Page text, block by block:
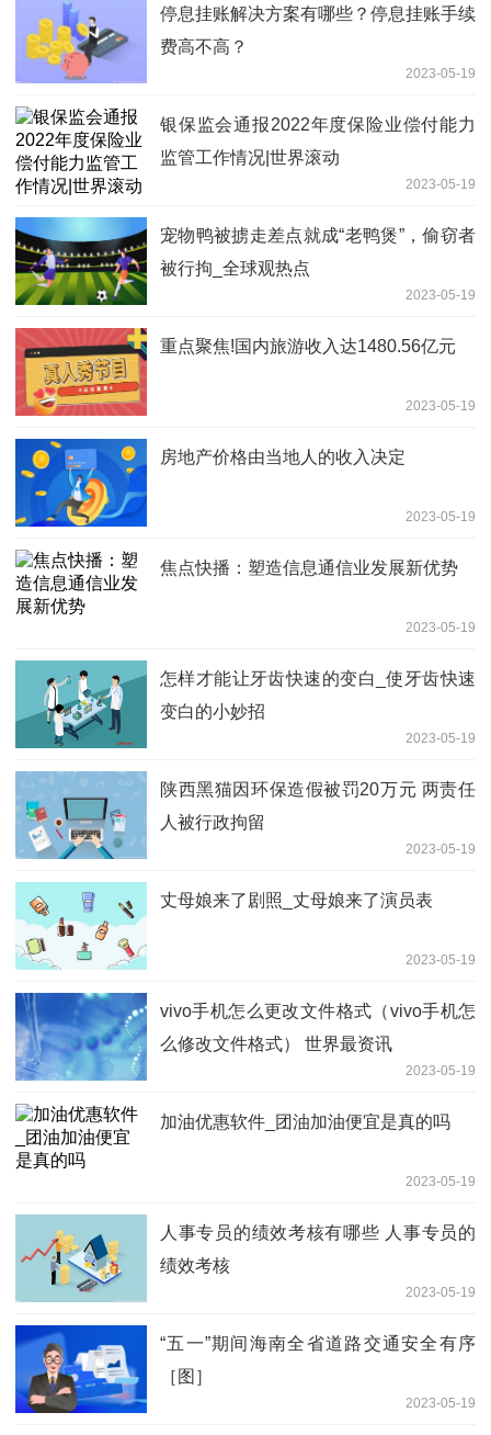
停息挂账解决方案有哪些？停息挂账手续
费高不高？
2023-05-19
银保监会通报2022年度保险业偿付能力
监管工作情况|世界滚动
2023-05-19
宠物鸭被掳走差点就成“老鸭煲”，偷窃者
被行拘_全球观热点
2023-05-19
重点聚焦!国内旅游收入达1480.56亿元
2023-05-19
房地产价格由当地人的收入决定
2023-05-19
焦点快播：塑造信息通信业发展新优势
2023-05-19
怎样才能让牙齿快速的变白_使牙齿快速
变白的小妙招
2023-05-19
陕西黑猫因环保造假被罚20万元 两责任
人被行政拘留
2023-05-19
丈母娘来了剧照_丈母娘来了演员表
2023-05-19
vivo手机怎么更改文件格式（vivo手机怎
么修改文件格式） 世界最资讯
2023-05-19
加油优惠软件_团油加油便宜是真的吗
2023-05-19
人事专员的绩效考核有哪些 人事专员的
绩效考核
2023-05-19
“五一”期间海南全省道路交通安全有序
［图］
2023-05-19